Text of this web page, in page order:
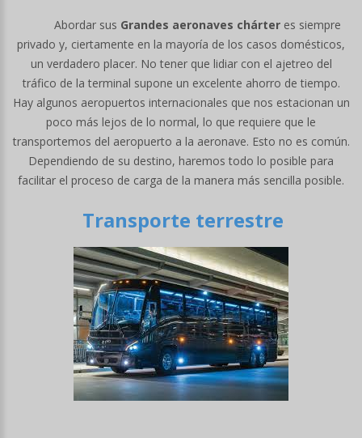
Abordar sus Grandes aeronaves chárteres siempre
privado y, ciertamente en la mayoría de los casos domésticos,
un verdadero placer. No tener que lidiar con el ajetreo del
tráfico de la terminal supone un excelente ahorro de tiempo.
Hay algunos aeropuertos internacionales que nos estacionan un
poco más lejos de lo normal, lo que requiere que le
transportemos del aeropuerto a la aeronave. Esto no es común.
Dependiendo de su destino, haremos todo lo posible para
facilitar el proceso de carga de la manera más sencilla posible.
Transporte terrestre